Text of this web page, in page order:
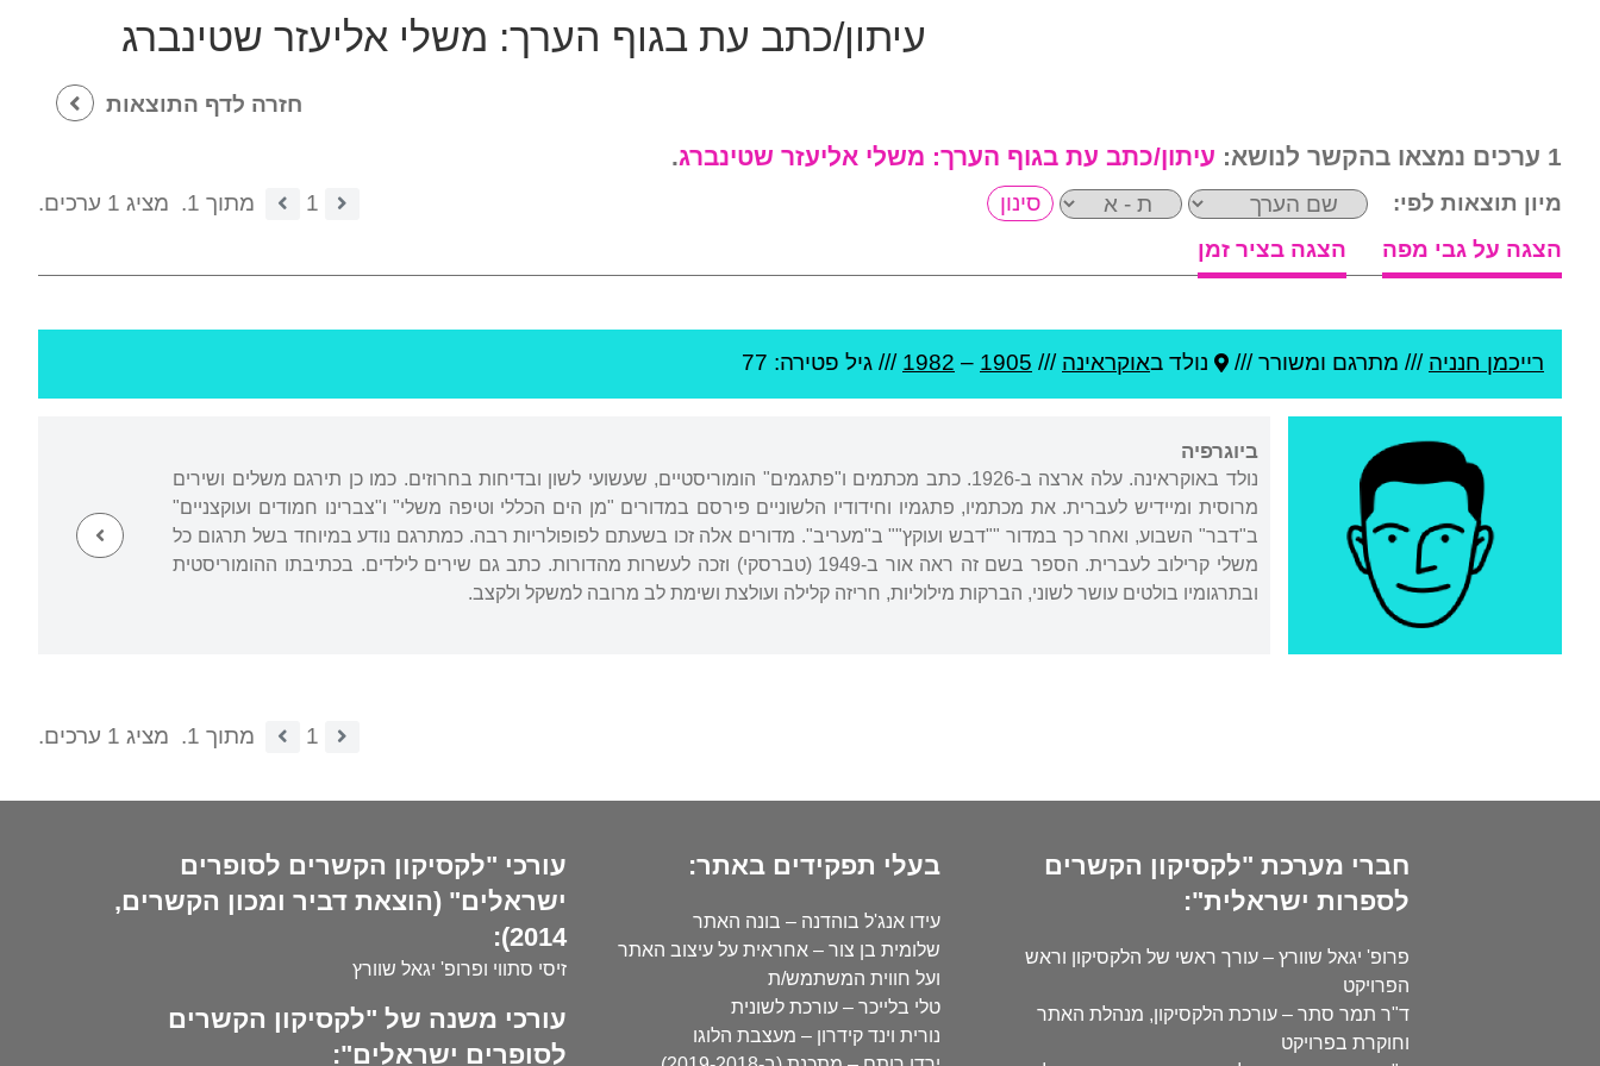
עיתון/כתב עת בגוף הערך: משלי אליעזר שטינברג
חזרה לדף התוצאות
1 ערכים נמצאו בהקשר לנושא: עיתון/כתב עת בגוף הערך: משלי אליעזר שטינברג.
מיון תוצאות לפי: 1 מתוך 1.
מציג 1 ערכים.
הצגה על גבי מפה
הצגה בציר זמן
רייכמן חנניה /// מתרגם ומשורר /// נולד באוקראינה ///
1905
–
1982 /// גיל פטירה: 77
ביוגרפיה
נולד באוקראינה. עלה ארצה ב-1926. כתב מכתמים ו"פתגמים" הומוריסטיים, שעשועי לשון ובדיחות בחרוזים. כמו כן תירגם משלים ושירים
מרוסית ומיידיש לעברית. את מכתמיו, פתגמיו וחידודיו הלשוניים פירסם במדורים "מן הים הכללי וטיפה משלי" ו"צברינו חמודים ועוקצניים"
ב"דבר" השבוע, ואחר כך במדור ""דבש ועוקץ"" ב"מעריב". מדורים אלה זכו בשעתם לפופולריות רבה. כמתרגם נודע במיוחד בשל תרגום כל
משלי קרילוב לעברית. הספר בשם זה ראה אור ב-1949 (טברסקי) וזכה לעשרות מהדורות. כתב גם שירים לילדים. בכתיבתו ההומוריסטית
ובתרגומיו בולטים עושר לשוני, הברקות מילוליות, חריזה קלילה ועולצת ושימת לב מרובה למשקל ולקצב.
1 מתוך 1. מציג 1 ערכים.
חברי מערכת "לקסיקון הקשרים
לספרות ישראלית":
פרופ' יגאל שוורץ – עורך ראשי של הלקסיקון וראש
הפרויקט
ד"ר תמר סתר – עורכת הלקסיקון, מנהלת האתר
וחוקרת בפרויקט
בעלי תפקידים באתר:
עידו אנג'ל בוהדנה – בונה האתר
שלומית בן צור – אחראית על עיצוב האתר
ועל חווית המשתמש/ת
טלי בלייכר – עורכת לשונית
נורית וינד קידרון – מעצבת הלוגו
עורכי "לקסיקון הקשרים לסופרים
ישראלים" (הוצאת דביר ומכון הקשרים,
2014):
זיסי סתווי ופרופ' יגאל שוורץ
עורכי משנה של "לקסיקון הקשרים
לסופרים ישראלים":